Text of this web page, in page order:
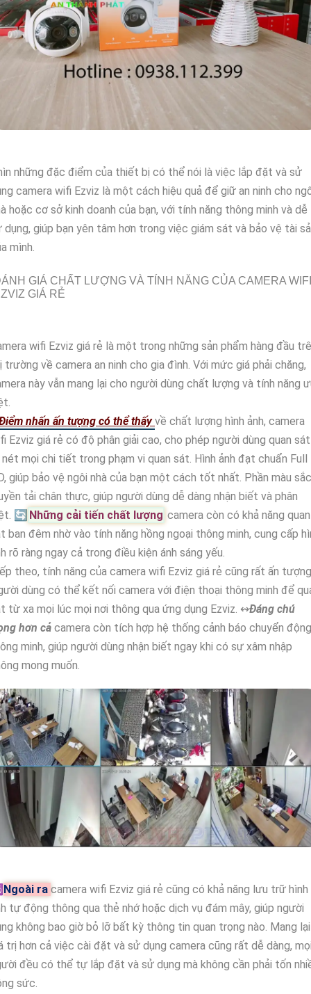
những đặc điểm của thiết bị có thể nói là việc lắp đặt và sử
camera wifi Ezviz là một cách hiệu quả để giữ an ninh cho
hoặc cơ sở kinh doanh của bạn, với tính năng thông minh và dễ
dụng, giúp bạn yên tâm hơn trong việc giám sát và bảo vệ tài
mình.
GIÁ CHẤT LƯỢNG VÀ TÍNH NĂNG CỦA CAMERA WIFI
GIÁ RẺ
wifi Ezviz giá rẻ là một trong những sản phẩm hàng đầu
trường về camera an ninh cho gia đình. Với mức giá phải chăng,
này vẫn mang lại cho người dùng chất lượng và tính năng
nhấn ấn tượng có thể thấyvề chất lượng hình ảnh, camera
Ezviz giá rẻ có độ phân giải cao, cho phép người dùng quan sát
nét mọi chi tiết trong phạm vi quan sát. Hình ảnh đạt chuẩn Full
giúp bảo vệ ngôi nhà của bạn một cách tốt nhất. Phần màu sắc
tải chân thực, giúp người dùng dễ dàng nhận biết và phân
🔄 Những cải tiến chất lượng camera còn có khả năng quan
ban đêm nhờ vào tính năng hồng ngoại thông minh, cung cấp
rõ ràng ngay cả trong điều kiện ánh sáng yếu.
theo, tính năng của camera wifi Ezviz giá rẻ cũng rất ấn
dùng có thể kết nối camera với điện thoại thông minh để
từ xa mọi lúc mọi nơi thông qua ứng dụng Ezviz. ↭Đáng chú
hơn cả camera còn tích hợp hệ thống cảnh báo chuyển động
minh, giúp người dùng nhận biết ngay khi có sự xâm nhập
mong muốn.
Ngoài ra camera wifi Ezviz giá rẻ cũng có khả năng lưu trữ hình
tự động thông qua thẻ nhớ hoặc dịch vụ đám mây, giúp người
không bao giờ bỏ lỡ bất kỳ thông tin quan trọng nào. Mang lại
trị hơn cả việc cài đặt và sử dụng camera cũng rất dễ dàng,
đều có thể tự lắp đặt và sử dụng mà không cần phải tốn
sức.